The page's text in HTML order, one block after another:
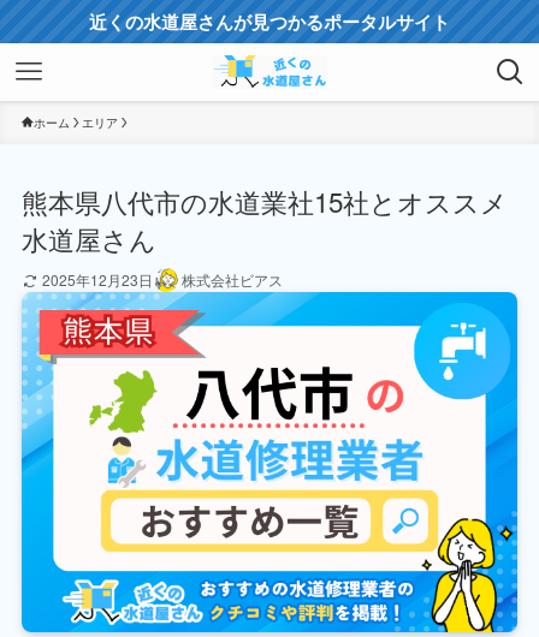
近くの水道屋さんが見つかるポータルサイト
ホーム エリア
熊本県八代市の水道業社15社とオススメ
水道屋さん
2025年12月23日 株式会社ビアス